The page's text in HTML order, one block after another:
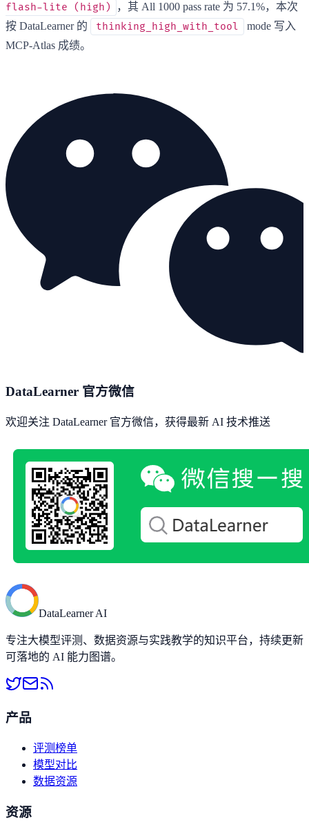
flash-lite (high)
，其 All 1000 pass rate 为 57.1%，本次
按 DataLearner 的
thinking_high_with_tool
mode 写入
MCP-Atlas 成绩。
DataLearner 官方微信
欢迎关注 DataLearner 官方微信，获得最新 AI 技术推送
DataLearner AI
专注大模型评测、数据资源与实践教学的知识平台，持续更新
可落地的 AI 能力图谱。
产品
评测榜单
模型对比
数据资源
资源